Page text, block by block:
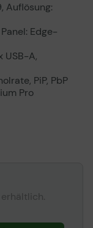
Auflösung:
Edge-
USB-A,
PiP, PbP
Pro